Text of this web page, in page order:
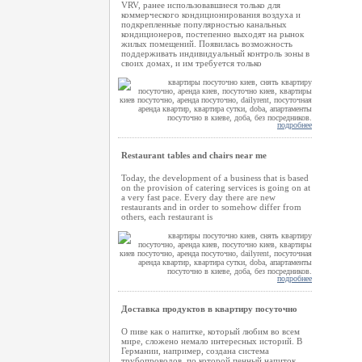
VRV, ранее использовавшиеся только для
коммерческого кондиционирования воздуха и
подкрепленные популярностью канальных
кондиционеров, постепенно выходят на рынок
жилых помещений. Появилась возможность
поддерживать индивидуальный контроль зоны в
своих домах, и им требуется только
подробнее
Restaurant tables and chairs near me
Today, the development of a business that is based
on the provision of catering services is going on at
a very fast pace. Every day there are new
restaurants and in order to somehow differ from
others, each restaurant is
подробнее
Доставка продуктов в квартиру посуточно
О пиве как о напитке, который любим во всем
мире, сложено немало интересных историй. В
Германии, например, создана система